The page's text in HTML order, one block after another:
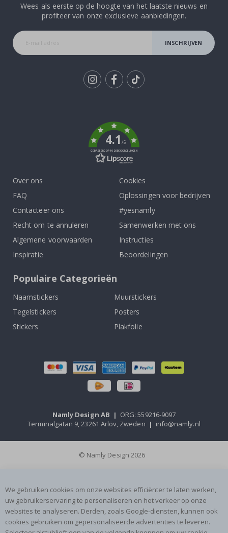
Wees als eerste op de hoogte van het laatste nieuws en
profiteer van onze exclusieve aanbiedingen.
INSCHRIJVEN
4.1/5
GEBASEERD OP 1029 BEOORDELINGEN
Over ons
FAQ
Contacteer ons
Recht om te annuleren
Algemene voorwaarden
Inspiratie
Cookies
Oplossingen voor bedrijven
#yesnamly
Samenwerken met ons
Instructies
Beoordelingen
Populaire Categorieën
Naamstickers
Muurstickers
Tegelstickers
Posters
Stickers
Plakfolie
Namly Design AB | ORG: 559216-9097
Terminalgatan 9, 23261 Arlöv, Zweden | info@namly.nl
© Namly Design 2026
We gebruiken cookies om onze websites efficiënter te laten werken,
uw gebruikerservaring te personaliseren en het verkeer op onze
websites te analyseren. Derden, zoals Google-diensten, kunnen ook
cookies gebruiken om gepersonaliseerde advertenties te leveren.